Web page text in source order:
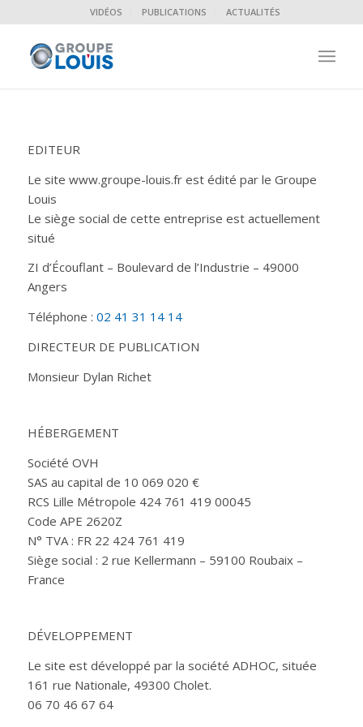
VIDÉOS PUBLICATIONS ACTUALITÉS
EDITEUR
Le site www.groupe-louis.fr est édité par le Groupe
Louis
Le siège social de cette entreprise est actuellement
situé
ZI d’Écouflant – Boulevard de l’Industrie – 49000
Angers
Téléphone : 02 41 31 14 14
DIRECTEUR DE PUBLICATION
Monsieur Dylan Richet
HÉBERGEMENT
Société OVH
SAS au capital de 10 069 020 €
RCS Lille Métropole 424 761 419 00045
Code APE 2620Z
N° TVA : FR 22 424 761 419
Siège social : 2 rue Kellermann – 59100 Roubaix –
France
DÉVELOPPEMENT
Le site est développé par la société ADHOC, située
161 rue Nationale, 49300 Cholet.
06 70 46 67 64